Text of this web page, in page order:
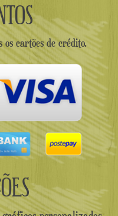
os cartões de crédito.